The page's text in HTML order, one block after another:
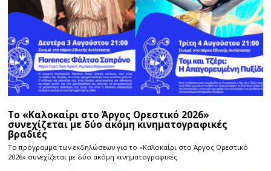
Το «Καλοκαίρι στο Άργος Ορεστικό 2026»
συνεχίζεται με δύο ακόμη κινηματογραφικές
βραδιές
Το πρόγραμμα των εκδηλώσεων για το «Καλοκαίρι στο Άργος Ορεστικό
2026» συνεχίζεται με δύο ακόμη κινηματογραφικές